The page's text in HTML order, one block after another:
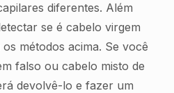
diferentes. Além
se é cabelo virgem
métodos acima. Se você
falso ou cabelo misto de
devolvê-lo e fazer um